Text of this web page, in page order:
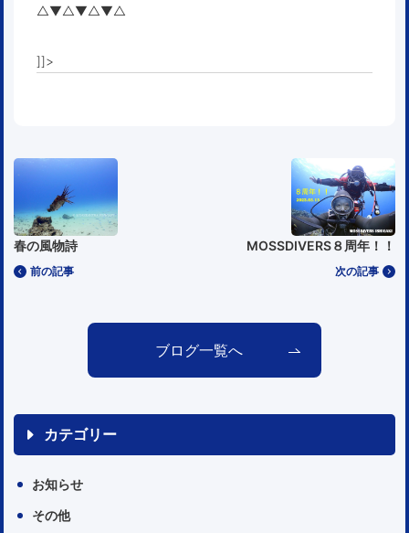
△▼△▼△▼△
]]>
前の記事
春の風物詩
次の記事
MOSSDIVERS８周年！！
ブログ一覧へ
カテゴリー
お知らせ
その他